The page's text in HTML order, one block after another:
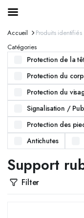
Accueil
Produits
Catégories
Protection de la
Protection du
Protection du
Signalisation /
Protection des
Antichutes
Support
Filter